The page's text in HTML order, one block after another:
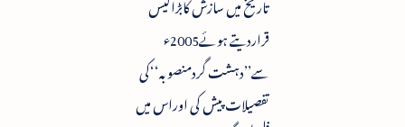
قراردیتے ہوئے2005ء
سے’’دہشت گردمنصوبہ‘‘کی
تفصیلات پیش کی اوراس میں